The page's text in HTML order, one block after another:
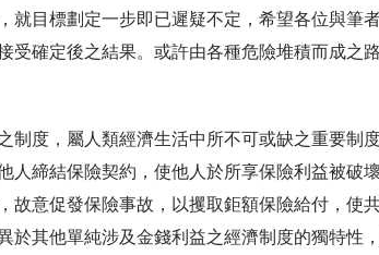
就目標劃定一步即已遲疑不定，希望各位與筆
確定後之結果。或許由各種危險堆積而成之
制度，屬人類經濟生活中所不可或缺之重要制
人締結保險契約，使他人於所享保險利益被破
故意促發保險事故，以攫取鉅額保險給付，使
於其他單純涉及金錢利益之經濟制度的獨特性